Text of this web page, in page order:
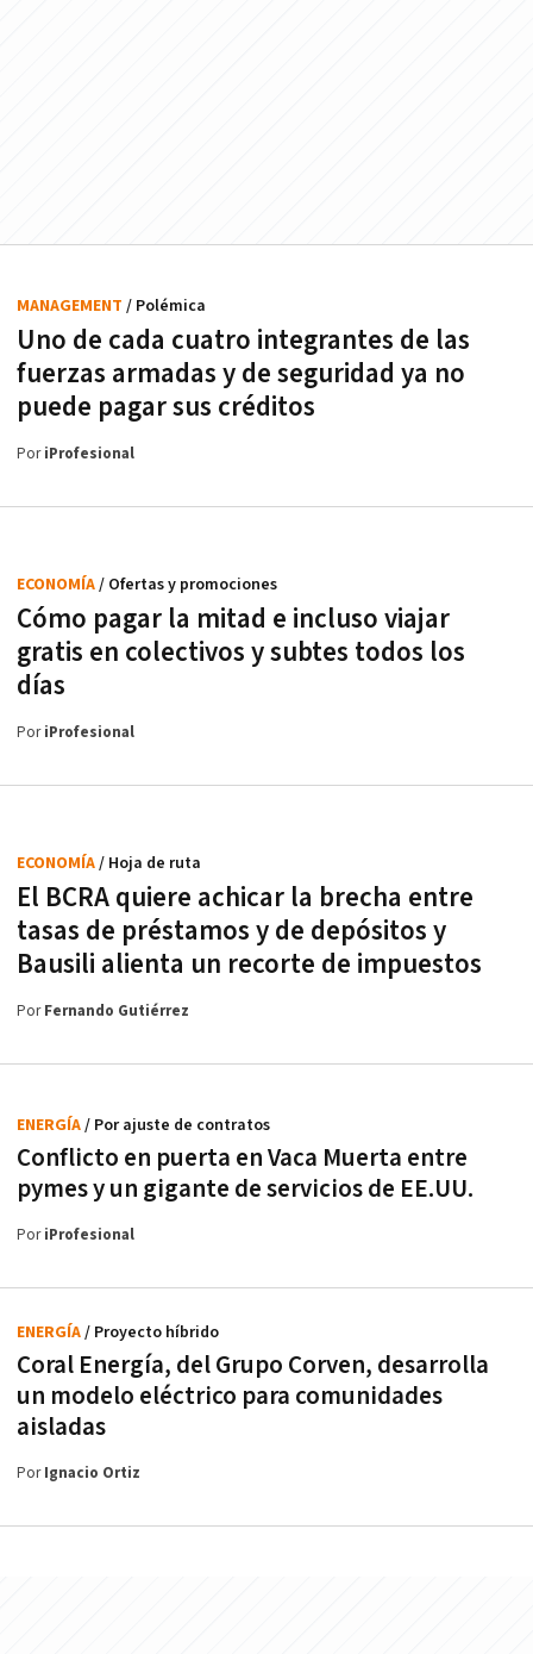
Uno de cada cuatro integrantes de las
fuerzas armadas y de seguridad ya no
puede pagar sus créditos
MANAGEMENT / Polémica
PoriProfesional
Cómo pagar la mitad e incluso viajar
gratis en colectivos y subtes todos los
días
ECONOMÍA/ Ofertas y promociones
PoriProfesional
El BCRA quiere achicar la brecha entre
tasas de préstamos y de depósitos y
Bausili alienta un recorte de impuestos
ECONOMÍA/ Hoja de ruta
PorFernando Gutiérrez
Conflicto en puerta en Vaca Muerta entre
pymes y un gigante de servicios de EE.UU.
ENERGÍA/ Por ajuste de contratos
PoriProfesional
Coral Energía, del Grupo Corven, desarrolla
un modelo eléctrico para comunidades
aisladas
ENERGÍA/ Proyecto híbrido
PorIgnacio Ortiz